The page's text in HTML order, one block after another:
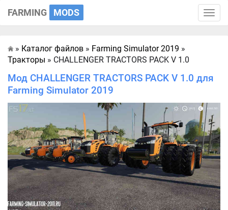
Toggle
FARMING MODS
Главная
» Каталог файлов » Farming Simulator 2019 »
Тракторы » CHALLENGER TRACTORS PACK V 1.0
Мод CHALLENGER TRACTORS PACK V 1.0 для
Farming Simulator 2019